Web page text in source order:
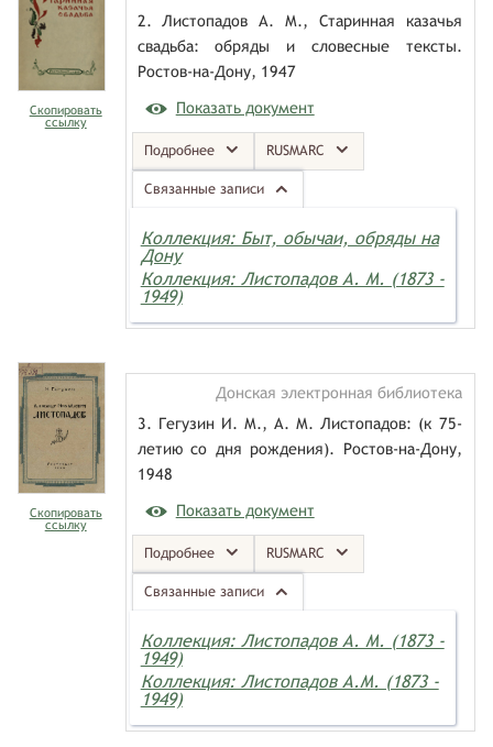
Скопировать
ссылку
2. Листопадов А. М., Старинная казачья
свадьба: обряды и словесные тексты.
Ростов-на-Дону, 1947
Показать документ
Подробнее RUSMARC
Связанные записи
Коллекция: Быт, обычаи, обряды на
Дону
Коллекция: Листопадов А. М. (1873 -
1949)
Скопировать
ссылку
Донская электронная библиотека
3. Гегузин И. М., А. М. Листопадов: (к 75-
летию со дня рождения). Ростов-на-Дону,
1948
Показать документ
Подробнее RUSMARC
Связанные записи
Коллекция: Листопадов А. М. (1873 -
1949)
Коллекция: Листопадов А.М. (1873 -
1949)